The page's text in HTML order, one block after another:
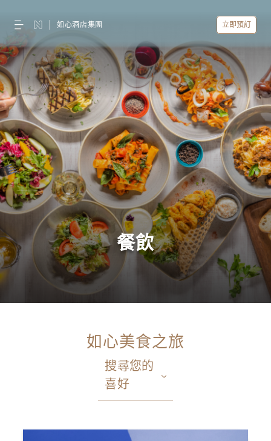
如心酒店集團 立即預訂
餐飲
如心美食之旅
搜尋您的
喜好